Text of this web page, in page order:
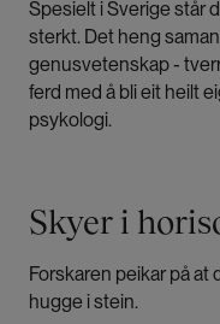
Spesielt i Sverige står
sterkt. Det heng
genusvetenskap -
ferd med å bli eit heilt
psykologi.
Skyer i
Forskaren peikar på at
hugge i stein.